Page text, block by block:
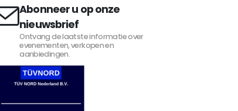
Abonneer u op onze
nieuwsbrief
Ontvang de laatste informatie over
evenementen, verkopen en
aanbiedingen.